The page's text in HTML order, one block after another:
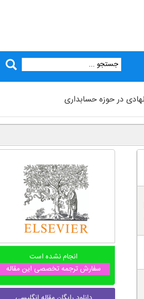
انجام نشده است
سفارش ترجمه تخصصی این مقاله